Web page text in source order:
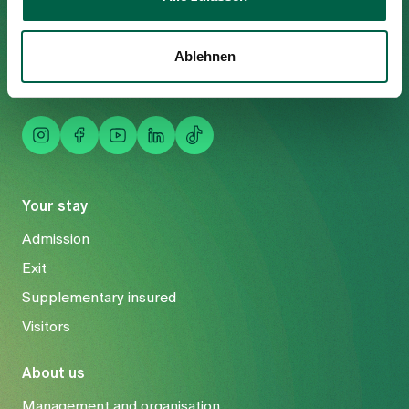
Ablehnen
Your stay
Admission
Exit
Supplementary insured
Visitors
About us
Tel
+41 44 397 21 11
Mail
info@spitalzollikerberg.ch